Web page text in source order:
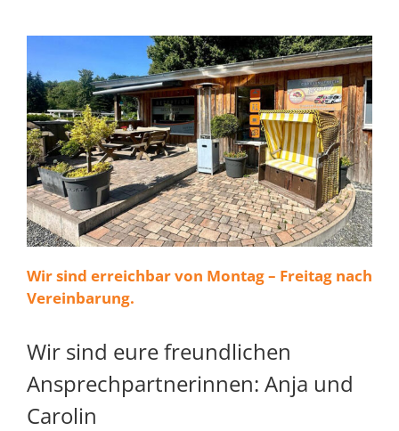
Wir sind erreichbar von Montag – Freitag nach
Vereinbarung.
Wir sind eure freundlichen
Ansprechpartnerinnen: Anja und
Carolin